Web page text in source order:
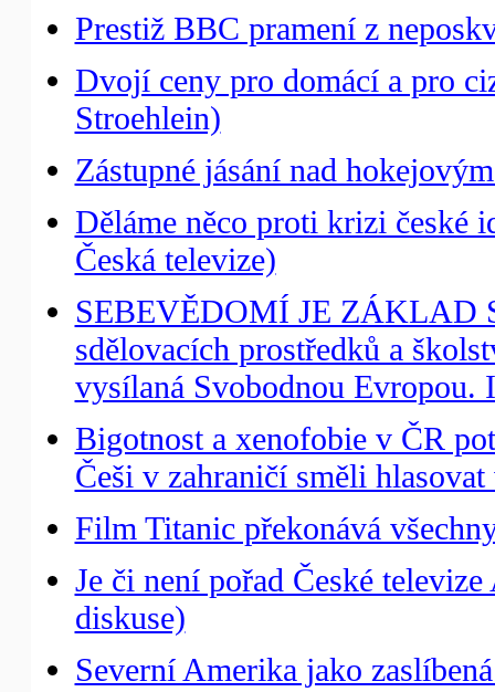
Prestiž BBC pramení z
Dvojí ceny pro domácí a pro
Stroehlein)
Zástupné jásání nad
Děláme něco proti krizi české
Česká televize)
SEBEVĚDOMÍ JE ZÁKLAD
sdělovacích prostředků a
vysílaná Svobodnou Evropou.
Bigotnost a xenofobie v ČR
Češi v zahraničí směli
Film Titanic překonává
Je či není pořad České
diskuse)
Severní Amerika jako